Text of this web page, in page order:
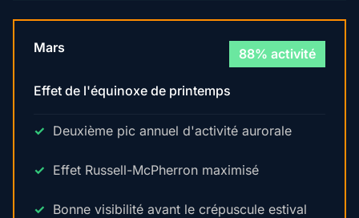
Mars 88% activité
Effet de l'équinoxe de printemps
Deuxième pic annuel d'activité aurorale
Effet Russell-McPherron maximisé
Bonne visibilité avant le crépuscule estival